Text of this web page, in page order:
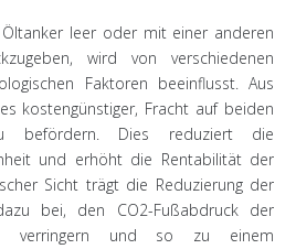
Öltanker leer oder mit einer anderen
wird von verschiedenen
Faktoren beeinflusst. Aus
kostengünstiger, Fracht auf beiden
befördern. Dies reduziert die
und erhöht die Rentabilität der
Sicht trägt die Reduzierung der
bei, den CO2-Fußabdruck der
verringern und so zu einem